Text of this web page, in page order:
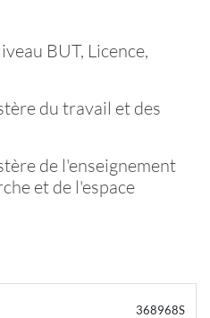
BUT, Licence,
du travail et des
de l'enseignement
et de l'espace
368968S